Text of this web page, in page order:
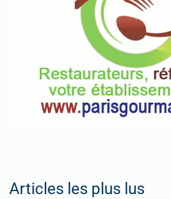
Articles les plus lus